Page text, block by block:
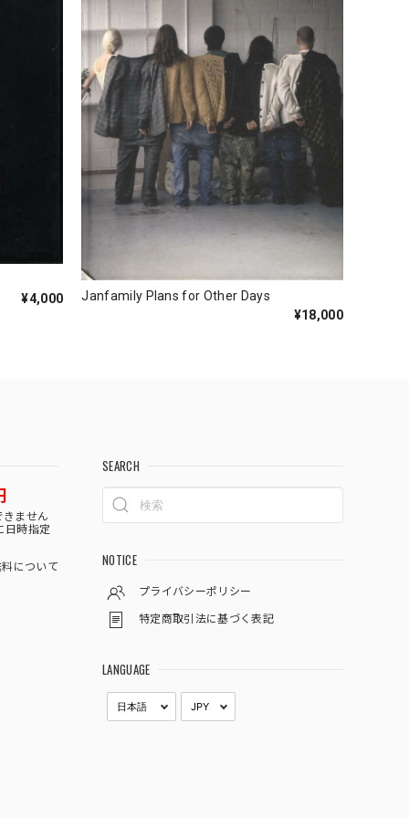
¥4,000
Janfamily Plans for Other Days
¥18,000
きません
日時指定
について
SEARCH
NOTICE
プライバシーポリシー
特定商取引法に基づく表記
LANGUAGE